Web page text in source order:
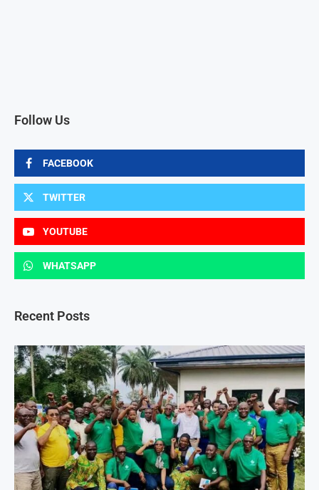
Follow Us
FACEBOOK
TWITTER
YOUTUBE
WHATSAPP
Recent Posts